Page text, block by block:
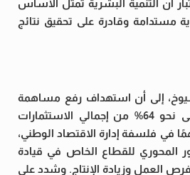
أن التنمية البشرية تمثل الأساس
مستدامة وقادرة على تحقيق نتائج
إلى أن استهداف رفع مساهمة
القطاع الخاص لتصل إلى نحو 64% من إجمالي الاستثمارات
في فلسفة إدارة الاقتصاد الوطني،
المحوري للقطاع الخاص في قيادة
فرص العمل وزيادة الإنتاج. وشدد على